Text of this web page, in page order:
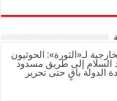
لـ«الثورة»: الحوثيون
السلام إلى طريق مسدود
الدولة باقٍ حتى تحرير